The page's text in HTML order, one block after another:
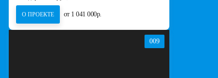
О ПРОЕКТЕ от 1 041 000р.
009